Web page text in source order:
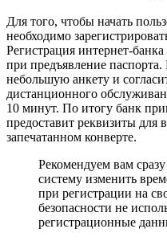
Для того, чтобы начать
необходимо
Регистрация интернет-
при предъявление
небольшую анкету и
дистанционного
10 минут. По итогу банк
предоставит реквизиты для
запечатанном конверте.
Рекомендуем вам
систему изменить
при регистрации на
безопасности не
регистрационные